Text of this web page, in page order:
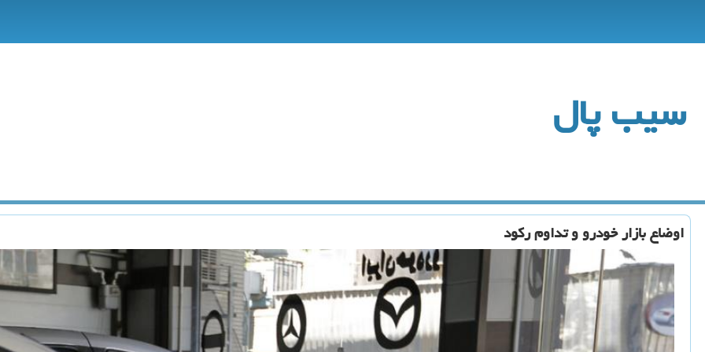
سیب پال
اوضاع بازار خودرو و تداوم ركود